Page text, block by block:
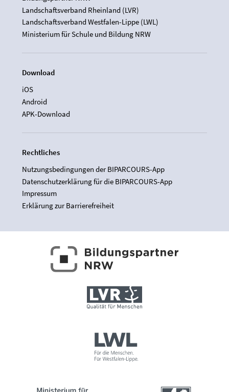
Landschaftsverband Rheinland (LVR)
Landschaftsverband Westfalen-Lippe (LWL)
Ministerium für Schule und Bildung NRW
Download
iOS
Android
APK-Download
Rechtliches
Nutzungsbedingungen der BIPARCOURS-App
Datenschutzerklärung für die BIPARCOURS-App
Impressum
Erklärung zur Barrierefreiheit